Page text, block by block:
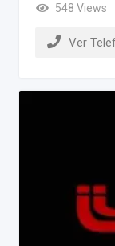
548 Views
Ver